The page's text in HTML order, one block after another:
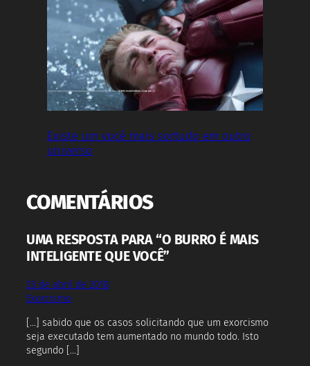
Existe um você mais sortudo em outro
universo
COMENTÁRIOS
UMA RESPOSTA PARA “O BURRO É MAIS
INTELIGENTE QUE VOCÊ”
23 de abril de 2018
Exorcismo
[…] sabido que os casos solicitando que um exorcismo
seja executado tem aumentado no mundo todo. Isto
segundo […]